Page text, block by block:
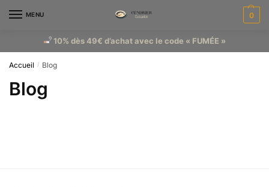
MENU 0
10% dès 49€ d’achat avec le code « FUMÉE »
Accueil / Blog
Blog